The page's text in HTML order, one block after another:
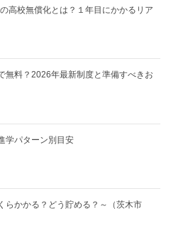
高校無償化とは？１年目にかかるリア
無料？2026年最新制度と準備すべきお
学パターン別目安
らかかる？どう貯める？～（茨木市